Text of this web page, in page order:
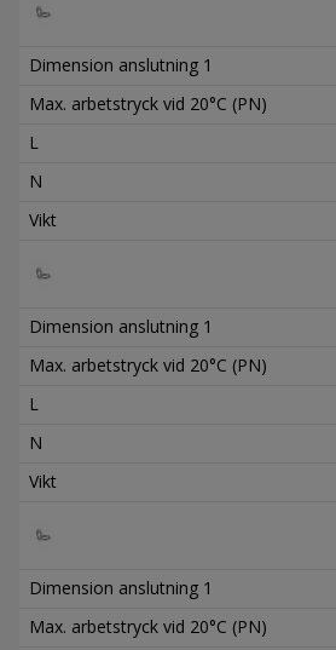
Dimension anslutning 1
Max. arbetstryck vid 20°C (PN)
L
N
Vikt
Dimension anslutning 1
Max. arbetstryck vid 20°C (PN)
L
N
Vikt
Dimension anslutning 1
Max. arbetstryck vid 20°C (PN)